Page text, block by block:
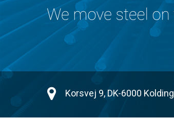
Korsvej 9, DK-6000 Kolding